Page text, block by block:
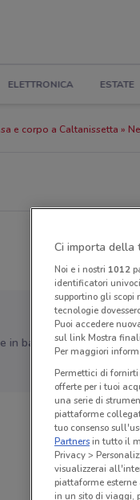
ELETTRONICA ESTATE
e corpo a Caltanissetta
in base agli ultimi
Ci importa della
Noi e i nostri 1012
identificatori
supportino gli
tecnologie
Puoi accedere
sul link Mostra
Per maggiori
Permettici di fornirti
offerte per i tuoi
una serie di
piattaforme
tuo consenso
Partnersin tutto il
Privacy >
visualizzerai
piattaforme
in un sito di viaggi,